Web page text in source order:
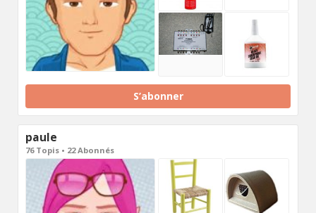
S’abonner
paule
76 Topis • 22 Abonnés